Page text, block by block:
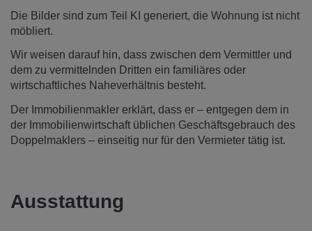
Die Bilder sind zum Teil KI generiert, die Wohnung ist nicht
möbliert.
Wir weisen darauf hin, dass zwischen dem Vermittler und
dem zu vermittelnden Dritten ein familiäres oder
wirtschaftliches Naheverhältnis besteht.
Der Immobilienmakler erklärt, dass er – entgegen dem in
der Immobilienwirtschaft üblichen Geschäftsgebrauch des
Doppelmaklers – einseitig nur für den Vermieter tätig ist.
Ausstattung